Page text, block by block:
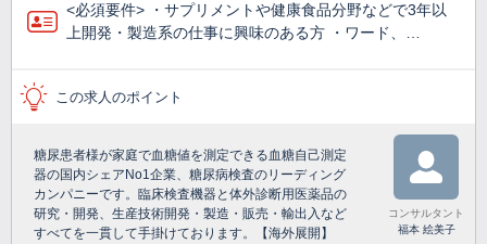
<必須要件> ・サプリメントや健康食品分野などで3年以
上開発・製造系の仕事に興味のある方 ・ワード、…
この求人のポイント
糖尿患者様が家庭で血糖値を測定できる血糖自己測定
器の国内シェアNo1企業、糖尿病検査のリーディング
カンパニーです。臨床検査機器と体外診断用医薬品の
研究・開発、生産技術開発・製造・販売・輸出入など
すべてを一貫して手掛けております。【海外展開】
コンサルタント
福本 絵美子